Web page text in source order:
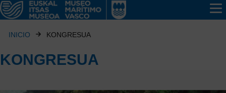
INICIO KONGRESUA
KONGRESUA